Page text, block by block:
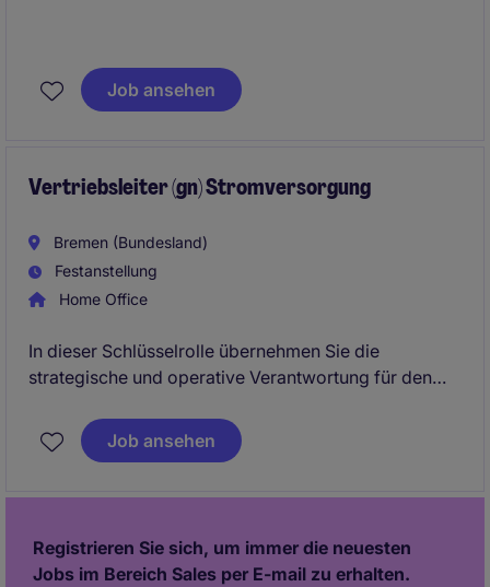
Job ansehen
Vertriebsleiter (gn) Stromversorgung
Bremen (Bundesland)
Festanstellung
Home Office
In dieser Schlüsselrolle übernehmen Sie die
strategische und operative Verantwortung für den
weiteren Ausbau des Geschäfts voran.
Job ansehen
Registrieren Sie sich, um immer die neuesten
Jobs im Bereich Sales per E-mail zu erhalten.